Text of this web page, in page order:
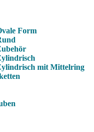
Form
mit Mittelring